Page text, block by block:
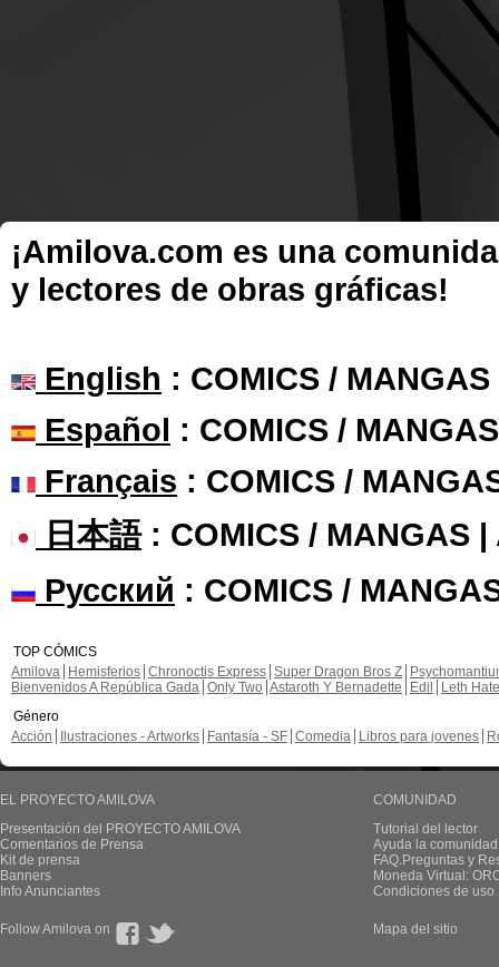
¡Amilova.com es una
y lectores de obras gráficas!
English : COMICS /
Español : COMICS /
Français : COMICS /
日本語: COMICS / MANGAS |
Русский : COMICS /
TOP CÓMICS
Amilova
Hemisferios Chronoctis Express Super Dragon Bros Z
Bienvenidos A República Gada Only Two Astaroth Y Bernadette Edil
Leth Hate
Género
Acción
Ilustraciones - Artworks Fantasía - SF Comedia Libros para jovenes
EL PROYECTO AMILOVA
Presentación del PROYECTO AMILOVA
Comentarios de Prensa
Kit de prensa
Banners
Info Anunciantes
COMUNIDAD
Tutorial del lector
Ayuda la
FAQ.Preguntas y
Moneda Virtual:
Condiciones de uso
Follow Amilova on Mapa del sitio